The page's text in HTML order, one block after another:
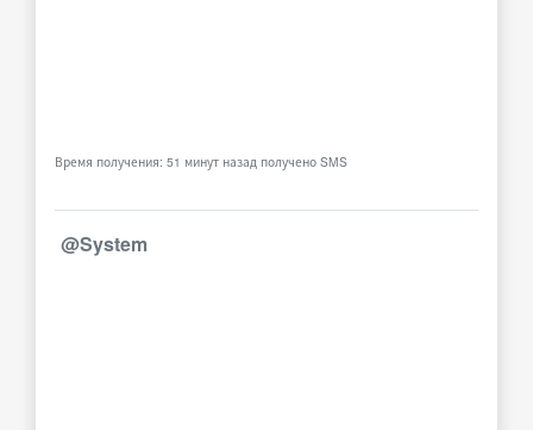
Время получения: 51 минут назад получено SMS
@System